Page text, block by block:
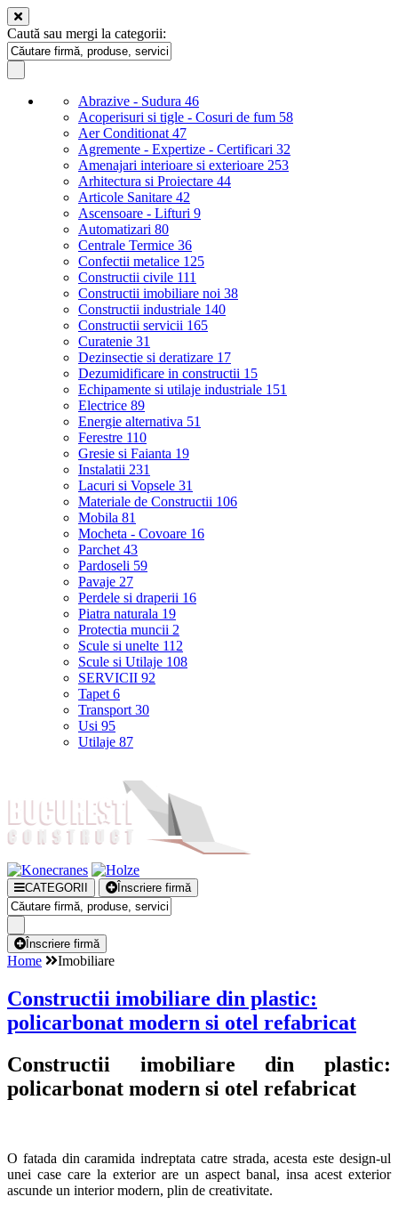
Caută sau mergi la categorii:
Abrazive - Sudura 46
Acoperisuri si tigle - Cosuri de fum 58
Aer Conditionat 47
Agremente - Expertize - Certificari 32
Amenajari interioare si exterioare 253
Arhitectura si Proiectare 44
Articole Sanitare 42
Ascensoare - Lifturi 9
Automatizari 80
Centrale Termice 36
Confectii metalice 125
Constructii civile 111
Constructii imobiliare noi 38
Constructii industriale 140
Constructii servicii 165
Curatenie 31
Dezinsectie si deratizare 17
Dezumidificare in constructii 15
Echipamente si utilaje industriale 151
Electrice 89
Energie alternativa 51
Ferestre 110
Gresie si Faianta 19
Instalatii 231
Lacuri si Vopsele 31
Materiale de Constructii 106
Mobila 81
Mocheta - Covoare 16
Parchet 43
Pardoseli 59
Pavaje 27
Perdele si draperii 16
Piatra naturala 19
Protectia muncii 2
Scule si unelte 112
Scule si Utilaje 108
SERVICII 92
Tapet 6
Transport 30
Usi 95
Utilaje 87
CATEGORII Înscriere firmă
Înscriere firmă
Home Imobiliare
Constructii imobiliare din plastic:
policarbonat modern si otel refabricat
Constructii imobiliare din plastic:
policarbonat modern si otel refabricat
O fatada din caramida indreptata catre strada, acesta este design-ul
unei case care la exterior are un aspect banal, insa acest exterior
ascunde un interior modern, plin de creativitate.